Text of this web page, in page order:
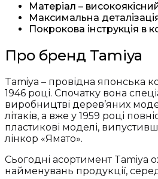
Матеріал –
Максимальна
Покрокова інструкція в
Про бренд Tamiya
Tamiya – провідна японська
1946 році. Спочатку вона
виробництві дерев’яних
літаків, а вже у 1959 році
пластикові моделі,
лінкор «Ямато».
Сьогодні асортимент Tamiya
найменувань продукції,